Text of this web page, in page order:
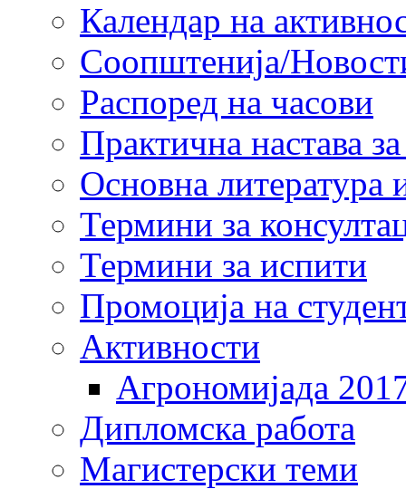
Календар на
Соопштенија/
Распоред на часови
Практична настава
Основна литература
Термини за
Термини за испити
Промоција на
Активности
Агрономијада
Дипломска работа
Магистерски теми